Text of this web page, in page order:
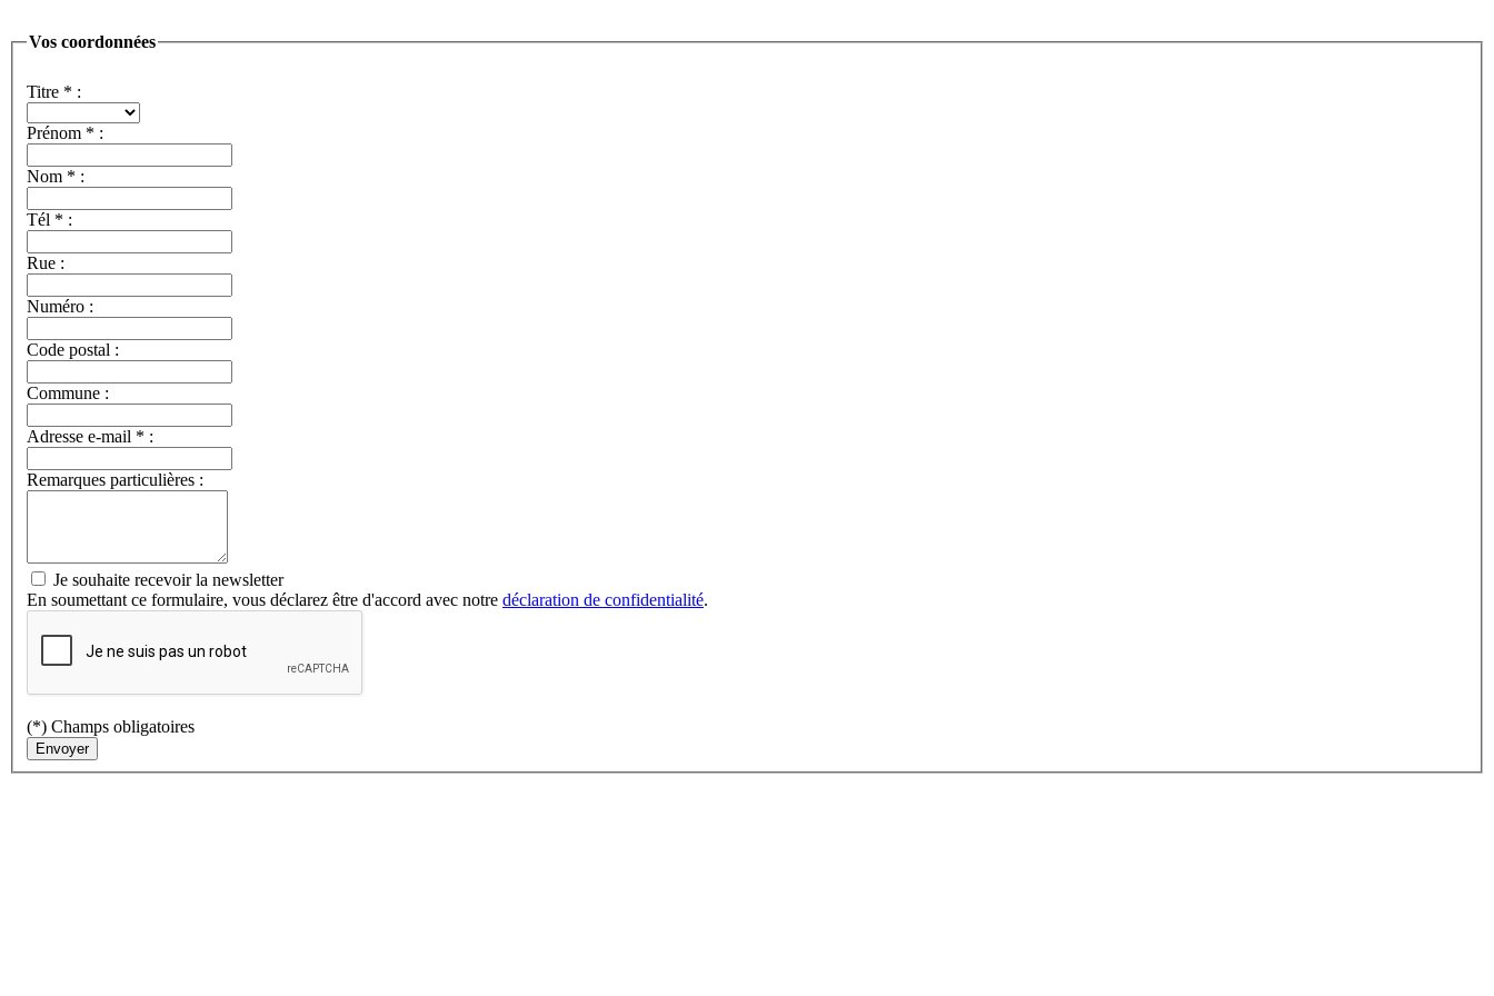
Vos coordonnées
Titre * :
Prénom * :
Nom * :
Tél * :
Rue :
Numéro :
Code postal :
Commune :
Adresse e-mail * :
Remarques particulières :
Je souhaite recevoir la newsletter
En soumettant ce formulaire, vous déclarez être d'accord avec notre déclaration de confidentialité.
(*) Champs obligatoires
Envoyer